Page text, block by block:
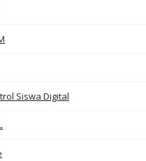
Siswa Digital